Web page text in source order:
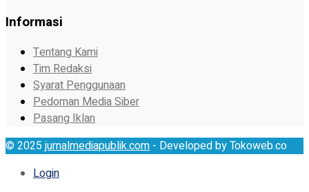
Informasi
Tentang Kami
Tim Redaksi
Syarat Penggunaan
Pedoman Media Siber
Pasang Iklan
© 2025jurnalmediapublik.com - Developed by Tokoweb.co
Login